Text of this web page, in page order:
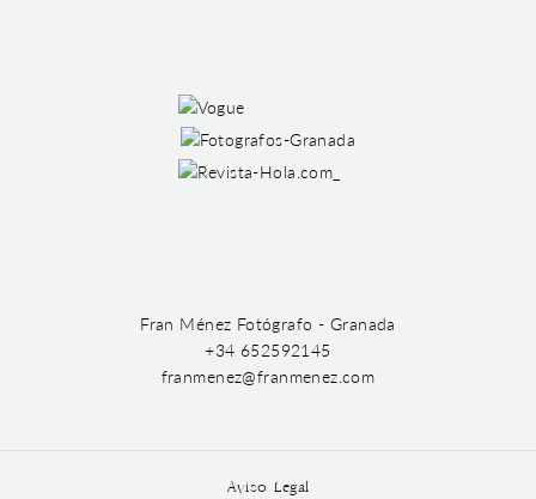
Fran Ménez Fotógrafo - Granada
+34 652592145
franmenez@franmenez.com
Aviso Legal